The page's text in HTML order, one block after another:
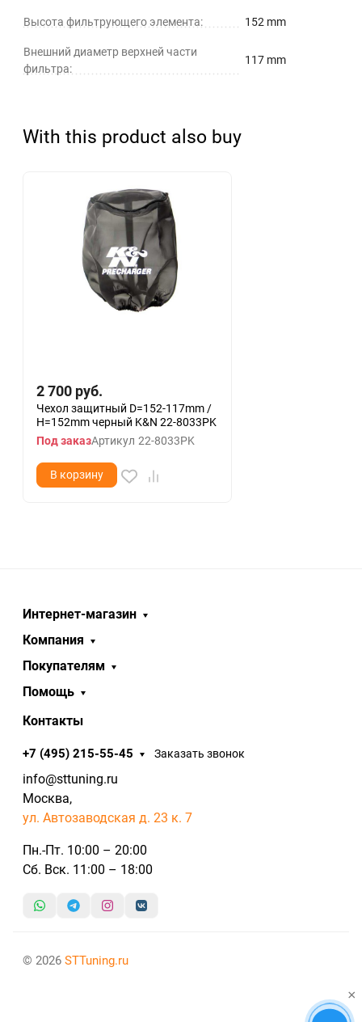
Высота фильтрующего элемента: 152 mm
Внешний диаметр верхней части
фильтра:
117 mm
With this product also buy
2 700 руб.
Чехол защитный D=152-117mm /
H=152mm черный K&N 22-8033PK
Под заказАртикул 22-8033PK
В корзину
Интернет-магазин
Компания
Покупателям
Помощь
Контакты
+7 (495) 215-55-45 Заказать звонок
info@sttuning.ru
Москва,
ул. Автозаводская д. 23 к. 7
Пн.-Пт. 10:00 – 20:00
Сб. Вск. 11:00 – 18:00
© 2026 STTuning.ru
×